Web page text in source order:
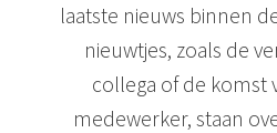
laatste nieuws binnen
nieuwtjes, zoals de
collega of de komst
medewerker, staan